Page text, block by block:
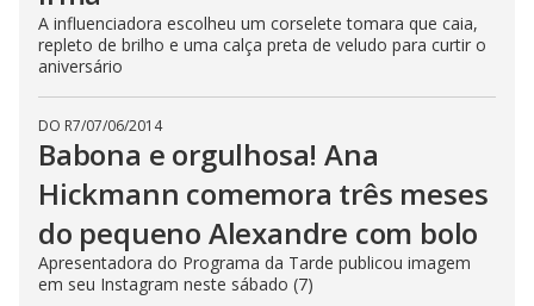
A influenciadora escolheu um corselete tomara que caia,
repleto de brilho e uma calça preta de veludo para curtir o
aniversário
DO R7/07/06/2014
Babona e orgulhosa! Ana
Hickmann comemora três meses
do pequeno Alexandre com bolo
Apresentadora do Programa da Tarde publicou imagem
em seu Instagram neste sábado (7)